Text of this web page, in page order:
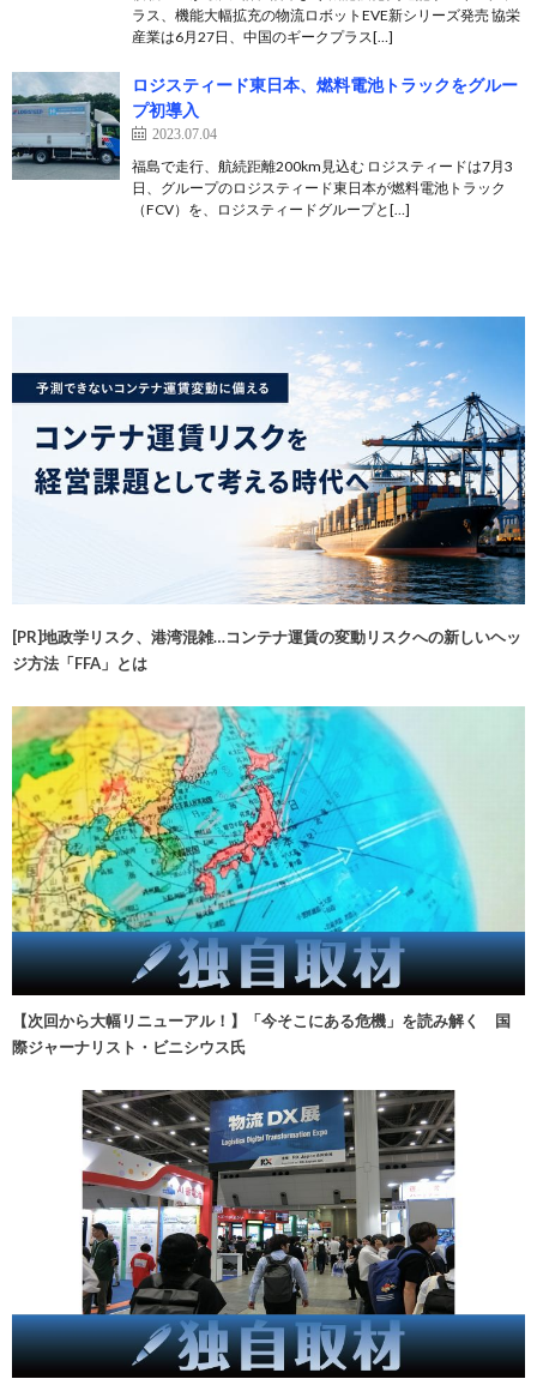
ラス、機能大幅拡充の物流ロボットEVE新シリーズ発売 協栄
産業は6月27日、中国のギークプラス[…]
ロジスティード東日本、燃料電池トラックをグルー
プ初導入
2023.07.04
福島で走行、航続距離200km見込む ロジスティードは7月3
日、グループのロジスティード東日本が燃料電池トラック
（FCV）を、ロジスティードグループと[…]
[PR]地政学リスク、港湾混雑…コンテナ運賃の変動リスクへの新しいヘッ
ジ方法「FFA」とは
【次回から大幅リニューアル！】「今そこにある危機」を読み解く 国
際ジャーナリスト・ビニシウス氏